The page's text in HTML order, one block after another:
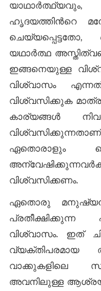
ഹൃദയത്തിന്‍റെ
യഥാർത്ഥ
ഇങ്ങനെയുള്ള
വിശ്വാസം
വിശ്വസിക്കുക
കാര്യങ്ങൾ
ഏതൊരാളും
വിശ്വസിക്കണം.
ഏതൊരു
വിശ്വാസം. ഇത്
വ്യക്തിപരമായ
വാക്കുകളിലെ
അവനിലുള്ള